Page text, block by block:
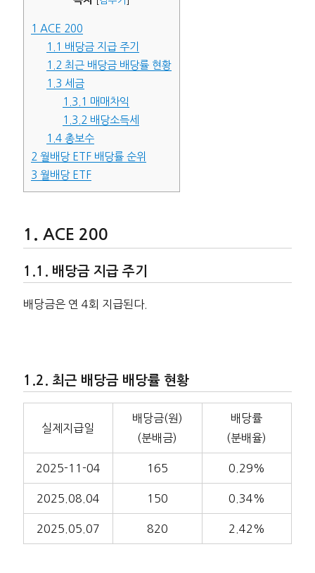
1 ACE 200
1.1 배당금 지급 주기
1.2 최근 배당금 배당률 현황
1.3 세금
1.3.1 매매차익
1.3.2 배당소득세
1.4 총보수
2 월배당 ETF 배당률 순위
3 월배당 ETF
ACE 200
배당금 지급 주기
배당금은 연 4회 지급된다.
최근 배당금 배당률 현황
실제지급일
배당금(원)
(분배금)
배당률
(분배율)
2025-11-04 165 0.29%
2025.08.04 150 0.34%
2025.05.07 820 2.42%